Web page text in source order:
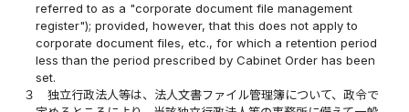
referred to as a "corporate document file management
register"); provided, however, that this does not apply to
corporate document files, etc., for which a retention period
less than the period prescribed by Cabinet Order has been
set.
３
独立行政法人等は、法人文書ファイル管理簿について、政令で